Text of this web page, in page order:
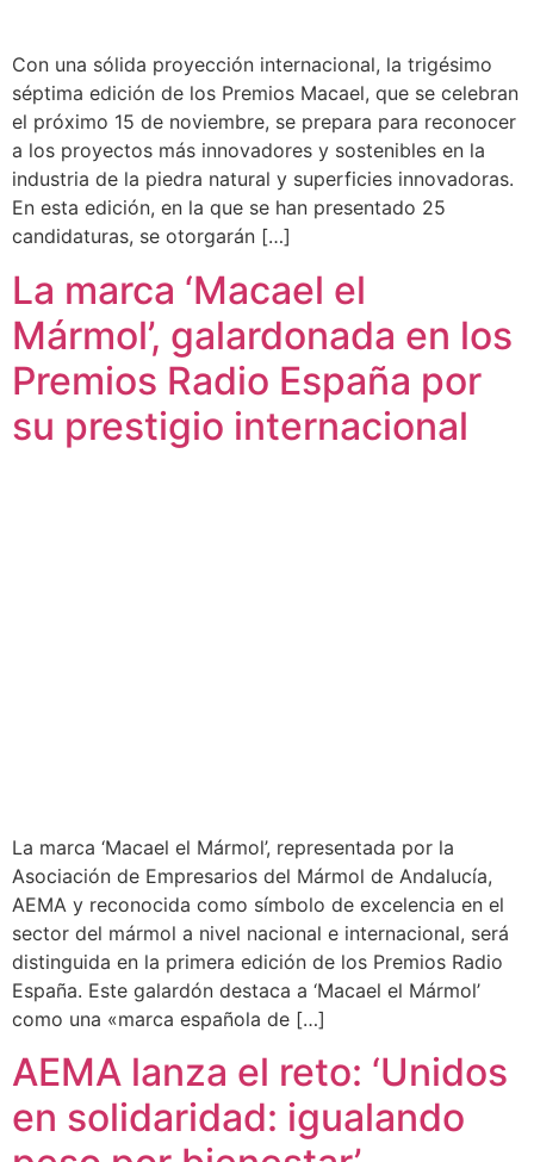
Con una sólida proyección internacional, la trigésimo
séptima edición de los Premios Macael, que se celebran
el próximo 15 de noviembre, se prepara para reconocer
a los proyectos más innovadores y sostenibles en la
industria de la piedra natural y superficies innovadoras.
En esta edición, en la que se han presentado 25
candidaturas, se otorgarán […]
La marca ‘Macael el
Mármol’, galardonada en los
Premios Radio España por
su prestigio internacional
La marca ‘Macael el Mármol’, representada por la
Asociación de Empresarios del Mármol de Andalucía,
AEMA y reconocida como símbolo de excelencia en el
sector del mármol a nivel nacional e internacional, será
distinguida en la primera edición de los Premios Radio
España. Este galardón destaca a ‘Macael el Mármol’
como una «marca española de […]
AEMA lanza el reto: ‘Unidos
en solidaridad: igualando